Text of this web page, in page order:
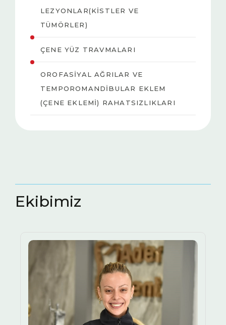
HALITOZIS NEDENLERI
LEZYONLAR(KISTLER VE
TÜMÖRLER)
ÇENE YÜZ TRAVMALARI
OROFASIYAL AĞRILAR VE
TEMPOROMANDIBULAR EKLEM
(ÇENE EKLEMI) RAHATSIZLIKLARI
Ekibimiz